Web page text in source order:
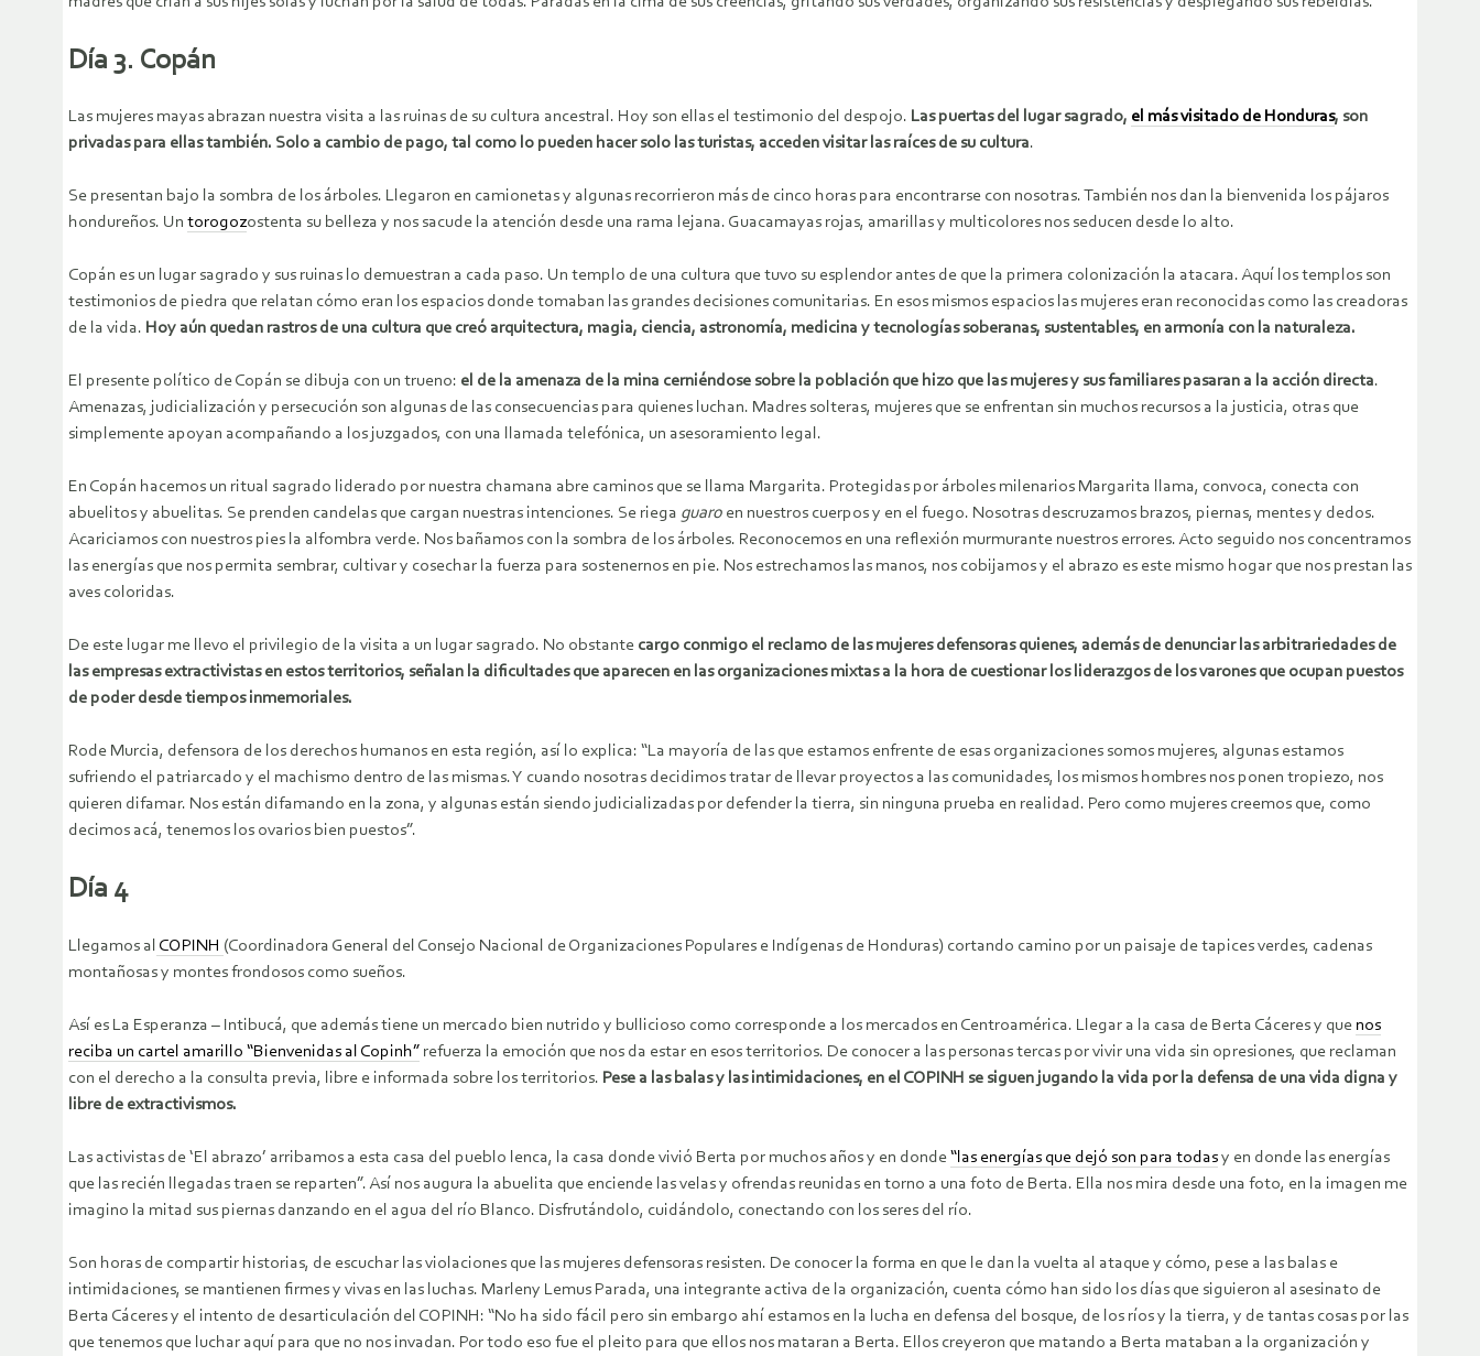
Día 3. Copán
Las mujeres mayas abrazan nuestra visita a las ruinas de su cultura ancestral. Hoy son ellas el testimonio del despojo. Las puertas del lugar sagrado, el más visitado de Honduras, son
privadas para ellas también. Solo a cambio de pago, tal como lo pueden hacer solo las turistas, acceden visitar las raíces de su cultura.
Se presentan bajo la sombra de los árboles. Llegaron en camionetas y algunas recorrieron más de cinco horas para encontrarse con nosotras. También nos dan la bienvenida los pájaros
hondureños. Un torogozostenta su belleza y nos sacude la atención desde una rama lejana. Guacamayas rojas, amarillas y multicolores nos seducen desde lo alto.
Copán es un lugar sagrado y sus ruinas lo demuestran a cada paso. Un templo de una cultura que tuvo su esplendor antes de que la primera colonización la atacara. Aquí los templos son
testimonios de piedra que relatan cómo eran los espacios donde tomaban las grandes decisiones comunitarias. En esos mismos espacios las mujeres eran reconocidas como las creadoras
de la vida. Hoy aún quedan rastros de una cultura que creó arquitectura, magia, ciencia, astronomía, medicina y tecnologías soberanas, sustentables, en armonía con la naturaleza.
El presente político de Copán se dibuja con un trueno: el de la amenaza de la mina cerniéndose sobre la población que hizo que las mujeres y sus familiares pasaran a la acción directa.
Amenazas, judicialización y persecución son algunas de las consecuencias para quienes luchan. Madres solteras, mujeres que se enfrentan sin muchos recursos a la justicia, otras que
simplemente apoyan acompañando a los juzgados, con una llamada telefónica, un asesoramiento legal.
En Copán hacemos un ritual sagrado liderado por nuestra chamana abre caminos que se llama Margarita. Protegidas por árboles milenarios Margarita llama, convoca, conecta con
abuelitos y abuelitas. Se prenden candelas que cargan nuestras intenciones. Se riega guaro en nuestros cuerpos y en el fuego. Nosotras descruzamos brazos, piernas, mentes y dedos.
Acariciamos con nuestros pies la alfombra verde. Nos bañamos con la sombra de los árboles. Reconocemos en una reflexión murmurante nuestros errores. Acto seguido nos concentramos
las energías que nos permita sembrar, cultivar y cosechar la fuerza para sostenernos en pie. Nos estrechamos las manos, nos cobijamos y el abrazo es este mismo hogar que nos prestan las
aves coloridas.
De este lugar me llevo el privilegio de la visita a un lugar sagrado. No obstante cargo conmigo el reclamo de las mujeres defensoras quienes, además de denunciar las arbitrariedades de
las empresas extractivistas en estos territorios, señalan la dificultades que aparecen en las organizaciones mixtas a la hora de cuestionar los liderazgos de los varones que ocupan puestos
de poder desde tiempos inmemoriales.
Rode Murcia, defensora de los derechos humanos en esta región, así lo explica: “La mayoría de las que estamos enfrente de esas organizaciones somos mujeres, algunas estamos
sufriendo el patriarcado y el machismo dentro de las mismas. Y cuando nosotras decidimos tratar de llevar proyectos a las comunidades, los mismos hombres nos ponen tropiezo, nos
quieren difamar. Nos están difamando en la zona, y algunas están siendo judicializadas por defender la tierra, sin ninguna prueba en realidad. Pero como mujeres creemos que, como
decimos acá, tenemos los ovarios bien puestos”.
Día 4
Llegamos al COPINH (Coordinadora General del Consejo Nacional de Organizaciones Populares e Indígenas de Honduras) cortando camino por un paisaje de tapices verdes, cadenas
montañosas y montes frondosos como sueños.
Así es La Esperanza – Intibucá, que además tiene un mercado bien nutrido y bullicioso como corresponde a los mercados en Centroamérica. Llegar a la casa de Berta Cáceres y que nos
reciba un cartel amarillo “Bienvenidas al Copinh” refuerza la emoción que nos da estar en esos territorios. De conocer a las personas tercas por vivir una vida sin opresiones, que reclaman
con el derecho a la consulta previa, libre e informada sobre los territorios. Pese a las balas y las intimidaciones, en el COPINH se siguen jugando la vida por la defensa de una vida digna y
libre de extractivismos.
Las activistas de ‘El abrazo’ arribamos a esta casa del pueblo lenca, la casa donde vivió Berta por muchos años y en donde “las energías que dejó son para todasy en donde las energías
que las recién llegadas traen se reparten”. Así nos augura la abuelita que enciende las velas y ofrendas reunidas en torno a una foto de Berta. Ella nos mira desde una foto, en la imagen me
imagino la mitad sus piernas danzando en el agua del río Blanco. Disfrutándolo, cuidándolo, conectando con los seres del río.
Son horas de compartir historias, de escuchar las violaciones que las mujeres defensoras resisten. De conocer la forma en que le dan la vuelta al ataque y cómo, pese a las balas e
intimidaciones, se mantienen firmes y vivas en las luchas. Marleny Lemus Parada, una integrante activa de la organización, cuenta cómo han sido los días que siguieron al asesinato de
Berta Cáceres y el intento de desarticulación del COPINH: “No ha sido fácil pero sin embargo ahí estamos en la lucha en defensa del bosque, de los ríos y la tierra, y de tantas cosas por las
que tenemos que luchar aquí para que no nos invadan. Por todo eso fue el pleito para que ellos nos mataran a Berta. Ellos creyeron que matando a Berta mataban a la organización y